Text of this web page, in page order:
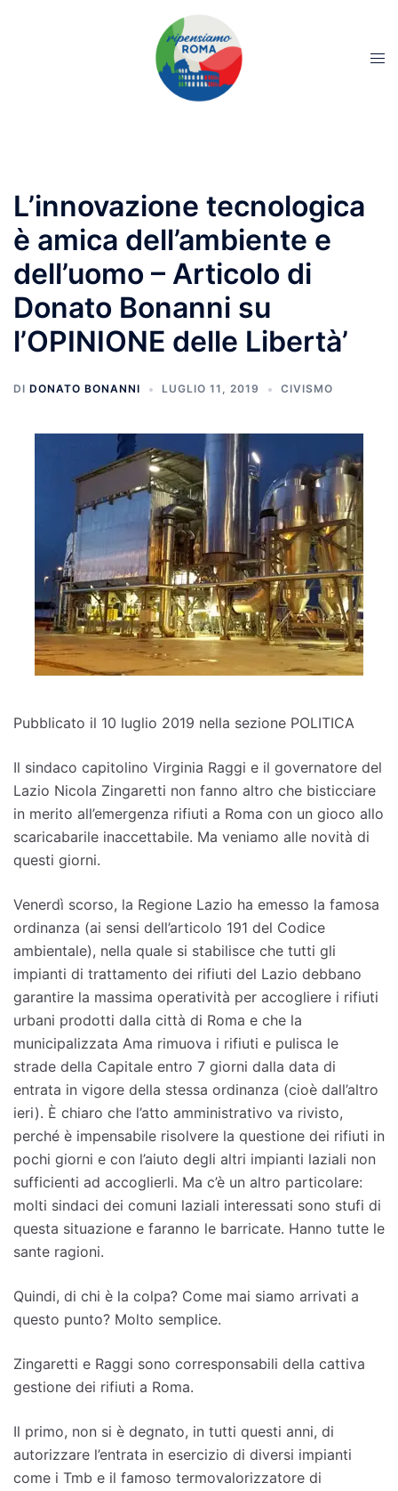
L’innovazione tecnologica
è amica dell’ambiente e
dell’uomo – Articolo di
Donato Bonanni su
l’OPINIONE delle Libertà’
DI DONATO BONANNI LUGLIO 11, 2019 CIVISMO
Pubblicato il 10 luglio 2019 nella sezione POLITICA
Il sindaco capitolino Virginia Raggi e il governatore del
Lazio Nicola Zingaretti non fanno altro che bisticciare
in merito all’emergenza rifiuti a Roma con un gioco allo
scaricabarile inaccettabile. Ma veniamo alle novità di
questi giorni.
Venerdì scorso, la Regione Lazio ha emesso la famosa
ordinanza (ai sensi dell’articolo 191 del Codice
ambientale), nella quale si stabilisce che tutti gli
impianti di trattamento dei rifiuti del Lazio debbano
garantire la massima operatività per accogliere i rifiuti
urbani prodotti dalla città di Roma e che la
municipalizzata Ama rimuova i rifiuti e pulisca le
strade della Capitale entro 7 giorni dalla data di
entrata in vigore della stessa ordinanza (cioè dall’altro
ieri). È chiaro che l’atto amministrativo va rivisto,
perché è impensabile risolvere la questione dei rifiuti in
pochi giorni e con l’aiuto degli altri impianti laziali non
sufficienti ad accoglierli. Ma c’è un altro particolare:
molti sindaci dei comuni laziali interessati sono stufi di
questa situazione e faranno le barricate. Hanno tutte le
sante ragioni.
Quindi, di chi è la colpa? Come mai siamo arrivati a
questo punto? Molto semplice.
Zingaretti e Raggi sono corresponsabili della cattiva
gestione dei rifiuti a Roma.
Il primo, non si è degnato, in tutti questi anni, di
autorizzare l’entrata in esercizio di diversi impianti
come i Tmb e il famoso termovalorizzatore di